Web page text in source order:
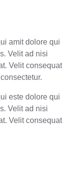
amit dolore qui
Velit ad nisi
Velit consequat
este dolore qui
Velit ad nisi
Velit consequat